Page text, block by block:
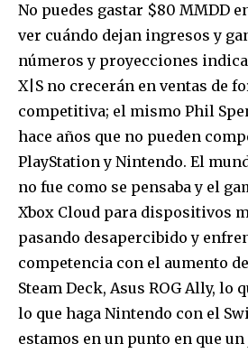
No puedes gastar $80 MMDD
ver cuándo dejan ingresos y
números y proyecciones
X|S no crecerán en ventas de
competitiva; el mismo Phil
hace años que no pueden
PlayStation y Nintendo. El
no fue como se pensaba y el
Xbox Cloud para dispositivos
pasando desapercibido y
competencia con el aumento
Steam Deck, Asus ROG Ally, lo
lo que haga Nintendo con el
estamos en un punto en que